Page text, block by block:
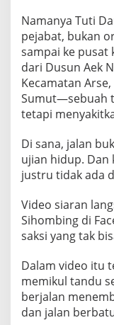
Namanya Tuti
pejabat, bukan
sampai ke pusat
dari Dusun Aek
Kecamatan
Sumut—sebuah
tetapi
Di sana, jalan
ujian hidup. Dan
justru tidak ada
Video siaran
Sihombing di
saksi yang tak
Dalam video itu
memikul tandu
berjalan
dan jalan